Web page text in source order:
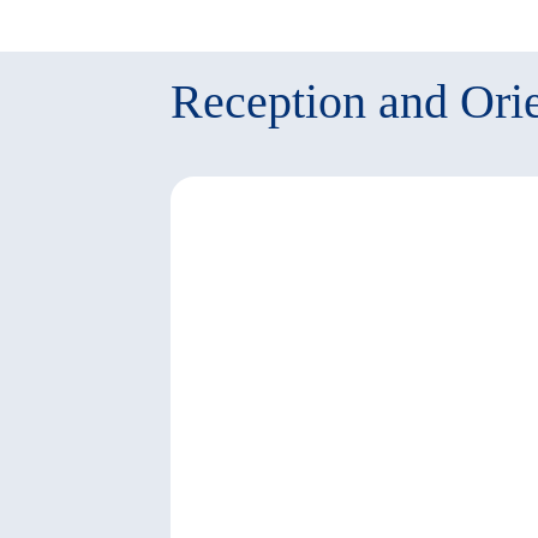
Reception and